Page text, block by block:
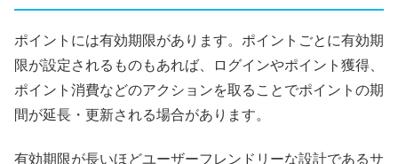
ポイントには有効期限があります。ポイントごとに有効期
限が設定されるものもあれば、ログインやポイント獲得、
ポイント消費などのアクションを取ることでポイントの期
間が延長・更新される場合があります。
有効期限が長いほどユーザーフレンドリーな設計であるサ